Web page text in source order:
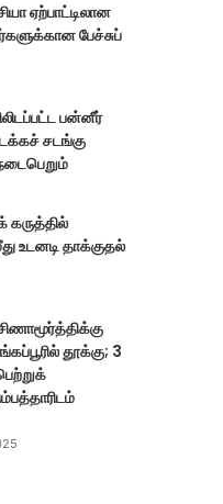
ஏற்பாட்டிலான
பேச்சுப்
பன்னீர்
சடங்கு
உடனடி தாக்குதல்
தூக்கு; 3